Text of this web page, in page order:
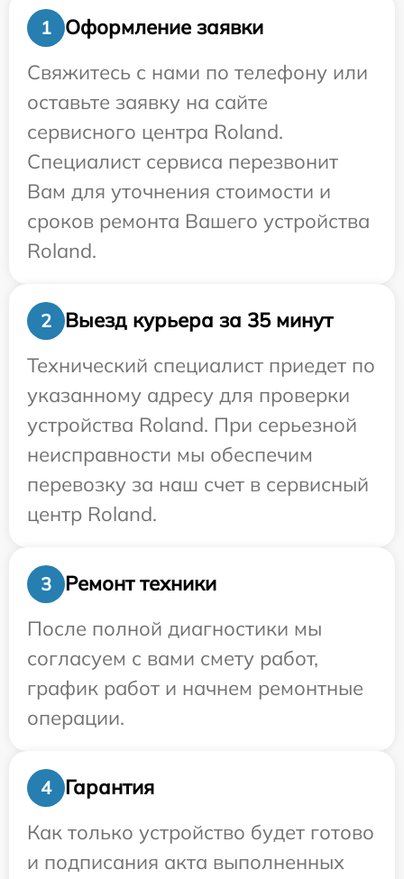
1
Оформление заявки
Свяжитесь с нами по телефону или
оставьте заявку на сайте
сервисного центра Roland.
Специалист сервиса перезвонит
Вам для уточнения стоимости и
сроков ремонта Вашего устройства
Roland.
2
Выезд курьера за 35 минут
Технический специалист приедет по
указанному адресу для проверки
устройства Roland. При серьезной
неисправности мы обеспечим
перевозку за наш счет в сервисный
центр Roland.
3
Ремонт техники
После полной диагностики мы
согласуем с вами смету работ,
график работ и начнем ремонтные
операции.
4
Гарантия
Как только устройство будет готово
и подписания акта выполненных